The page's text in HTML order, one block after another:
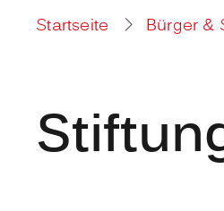
Startseite Bürger &